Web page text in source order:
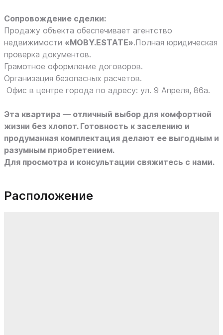
Сопровождение сделки:
Продажу объекта обеспечивает агентство
недвижимости «MOBY.ESTATE».Полная юридическая
проверка документов.
Грамотное оформление договоров.
Организация безопасных расчетов.
Офис в центре города по адресу: ул. 9 Апреля, 86а.
Эта квартира — отличный выбор для комфортной
жизни без хлопот. Готовность к заселению и
продуманная комплектация делают ее выгодным и
разумным приобретением.
Для просмотра и консультации свяжитесь с нами.
Расположение